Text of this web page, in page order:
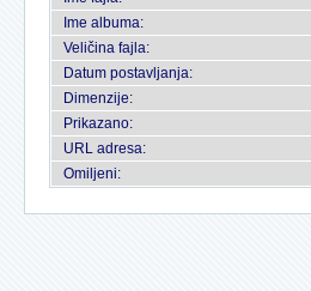
Ime albuma:
Veličina fajla:
Datum postavljanja:
Dimenzije:
Prikazano:
URL adresa:
Omiljeni: